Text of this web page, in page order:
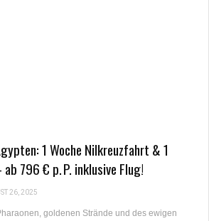
1 Woche Nilkreuzfahrt & 1
796 € p. P. inklusive Flug!
26, 2025
goldenen Strände und des ewigen